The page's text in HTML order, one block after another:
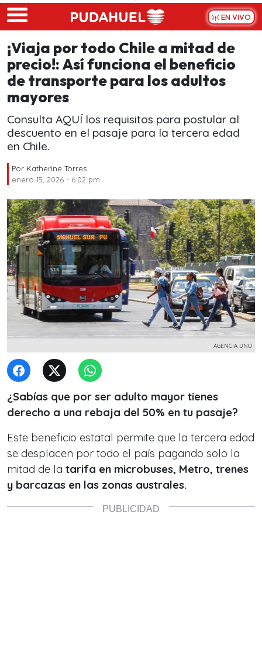
Skip to main content
EN VIVO
¡Viaja por todo Chile a mitad de
precio!: Así funciona el beneficio
de transporte para los adultos
mayores
Consulta AQUÍ los requisitos para postular al
descuento en el pasaje para la tercera edad
en Chile.
Por Katherine Torres
enero 15, 2026 - 6:02 pm
AGENCIA UNO
¿Sabías que por ser adulto mayor tienes
derecho a una rebaja del 50% en tu pasaje?
Este beneficio estatal permite que la tercera edad
se desplacen por todo el país pagando solo la
mitad de la tarifa en microbuses, Metro, trenes
y barcazas en las zonas australes.